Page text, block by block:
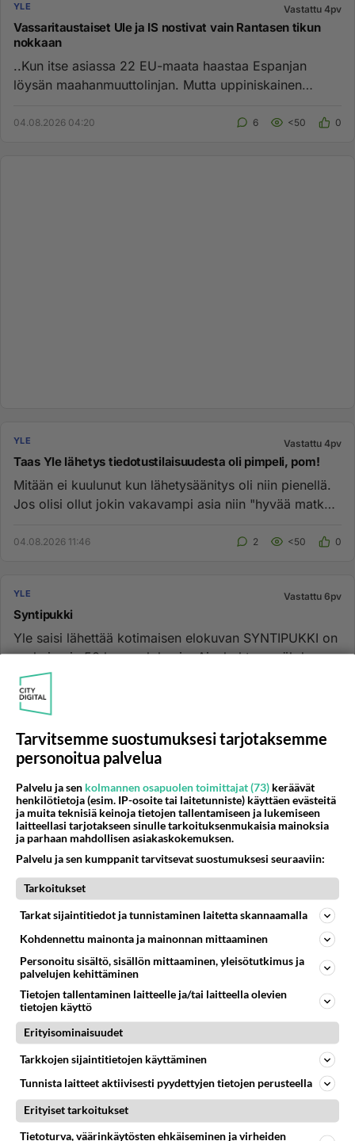
YLE Vastattu 4pv
Vassaritaustaiset Ule ja IS nostivat vain Rantasen tikun
nokkaan
..Kun itse asiassa 22 EU-maata haastaa Espanjan
löysän maahanmuuttolinjan. Mutta uppiniskainen
04.08.2026 04:20 6 <50 0
YLE Vastattu 4pv
Taas Yle lähetys tiedotustilaisuudesta oli pimpeli, pom!
Mitään ei kuulunut kun lähetysäänitys oli niin pienellä.
Jos olisi ollut jokin vakavampi asia niin "hyvää matkaa
04.08.2026 11:46 2 <50 0
YLE Vastattu 6pv
Syntipukki
Yle saisi lähettää kotimaisen elokuvan SYNTIPUKKI on
parhaimpia 50 luvun elokuvia. Ajankohtaan nähden
sopisi hyvin. Synt...
13.07.2026 09:30
YLE
Ylen sääprofeettojen tv-esiintyminen
Ylen meteorologit (Matti Huutonen, Toni Hellinen,
Kerttu Kotakorpi, Joonas Koskela, Elina Lopperi...)
ovat jostain "amer...
11.08.2013 12:58
YLE Vastattu 7pv
Vasemmisto Yle jatkaa päivä/viikkokaupalla Garden
öyhötystä
Miksei vassariYle öyhöttänyt samanlailla
Marin&Tuppuraisen hassatuista Uniper-case
miljardeista?...
22.07.2026 17:38
Vastattu 6pv
Elias on top.
Ylen meteorologi Elias Paakkanen on kerrassaan upea,
komea ja osaava. Paras kaikista. Upseeriainesta,
Tarvitsemme suostumuksesi tarjotaksemme
personoitua palvelua
Palvelu ja sen kolmannen osapuolen toimittajat (73) keräävät
henkilötietoja (esim. IP-osoite tai laitetunniste) käyttäen evästeitä
ja muita teknisiä keinoja tietojen tallentamiseen ja lukemiseen
laitteellasi tarjotakseen sinulle tarkoituksenmukaisia mainoksia
ja parhaan mahdollisen asiakaskokemuksen.
Palvelu ja sen kumppanit tarvitsevat suostumuksesi seuraaviin:
Tarkoitukset
Tarkat sijaintitiedot ja tunnistaminen laitetta skannaamalla
Kohdennettu mainonta ja mainonnan mittaaminen
Personoitu sisältö, sisällön mittaaminen, yleisötutkimus ja
palvelujen kehittäminen
Tietojen tallentaminen laitteelle ja/tai laitteella olevien
tietojen käyttö
Erityisominaisuudet
Tarkkojen sijaintitietojen käyttäminen
Tunnista laitteet aktiivisesti pyydettyjen tietojen perusteella
Erityiset tarkoitukset
Tietoturva, väärinkäytösten ehkäiseminen ja virheiden